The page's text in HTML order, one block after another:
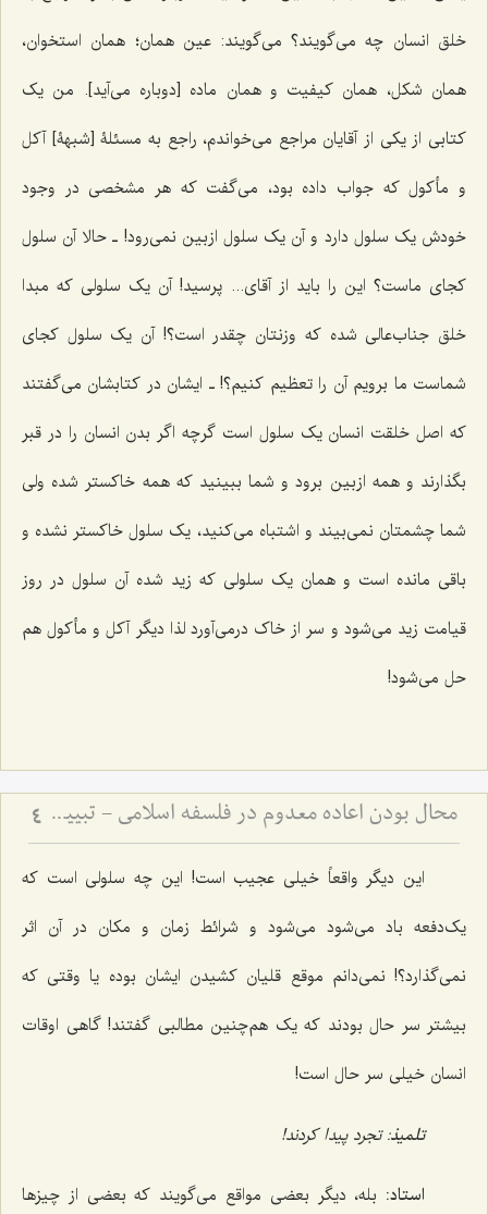
خلق انسان چه می‌گویند؟ می‌گویند: عین همان؛ همان استخوان،
همان شکل، همان کیفیت و همان ماده [دوباره می‌آید]. من یک
کتابی از یکی از آقایان مراجع می‌خواندم، راجع به مسئلۀ [شبهۀ] آکل
و مأکول که جواب داده بود، می‌گفت که هر مشخصی در وجود
خودش یک سلول دارد و آن یک سلول ازبین نمی‌رود! ـ حالا آن سلول
کجای ماست؟ این را باید از آقای... پرسید! آن یک سلولی که مبدا
خلق جناب‌عالی شده که وزنتان چقدر است؟! آن یک سلول کجای
شماست ما برویم آن را تعظیم کنیم؟! ـ ایشان در کتابشان می‌گفتند
که اصل خلقت انسان یک سلول است گرچه اگر بدن انسان را در قبر
بگذارند و همه ازبین برود و شما ببینید که همه خاکستر شده ولی
شما چشمتان نمی‌بیند و اشتباه می‌کنید، یک سلول خاکستر نشده و
باقی مانده است و همان یک سلولی که زید شده آن سلول در روز
قیامت زید می‌شود و سر از خاک درمی‌آورد لذا دیگر آکل و مأکول هم
حل می‌شود!
محال بودن اعاده معدوم در فلسفه اسلامی - تبیین نسبت میان هویت، وجود و عدم در بازگشت اشیاء 4
این دیگر واقعاً خیلی عجیب است! این چه سلولی است که
یک‌دفعه باد می‌شود می‌شود و شرائط زمان و مکان در آن اثر
نمی‌گذارد؟! نمی‌دانم موقع قلیان کشیدن ایشان بوده یا وقتی که
بیشتر سر حال بودند که یک هم‌چنین مطالبی گفتند! گاهی اوقات
انسان خیلی سر حال است!
تلمیذ: تجرد پیدا کردند!
استاد: بله، دیگر بعضی مواقع می‌گویند که بعضی از چیزها